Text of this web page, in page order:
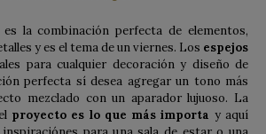
la combinación perfecta de elementos,
y es el tema de un viernes. Los espejos
para cualquier decoración y diseño de
perfecta sí desea agregar un tono más
mezclado con un aparador lujuoso. La
proyecto es lo que más importa y aquí